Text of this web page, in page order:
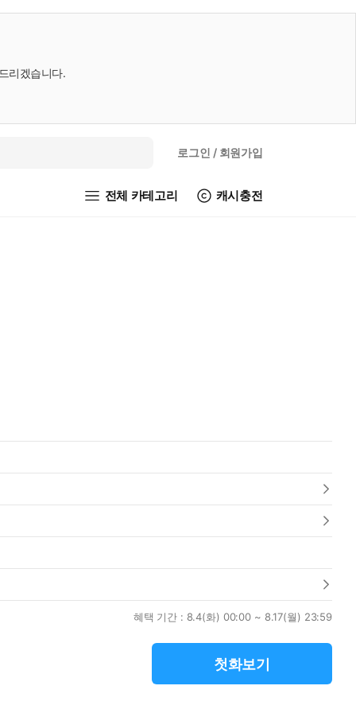
리겠습니다.
로그인 / 회원가입
전체 카테고리 캐시충전
혜택 기간 : 8.4(화) 00:00 ~ 8.17(월) 23:59
첫화보기